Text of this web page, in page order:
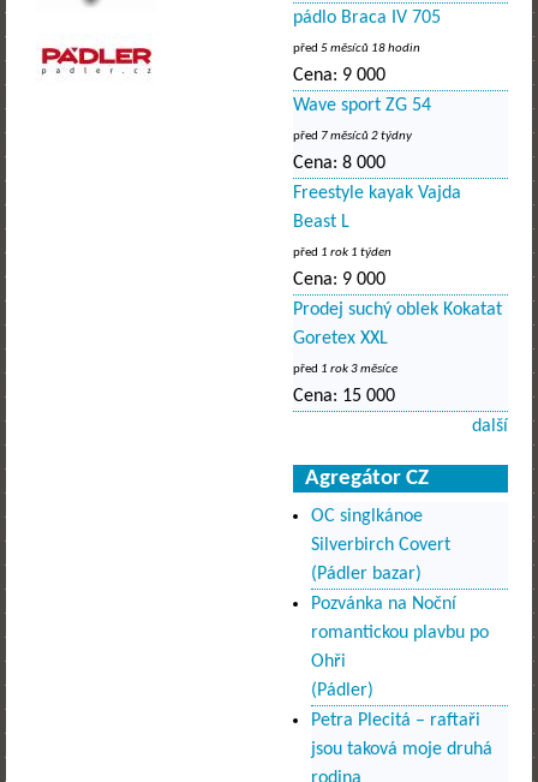
pádlo Braca IV 705
před 5 měsíců 18 hodin
Cena: 9 000
Wave sport ZG 54
před 7 měsíců 2 týdny
Cena: 8 000
Freestyle kayak Vajda
Beast L
před 1 rok 1 týden
Cena: 9 000
Prodej suchý oblek Kokatat
Goretex XXL
před 1 rok 3 měsíce
Cena: 15 000
další
Agregátor CZ
OC singlkánoe
Silverbirch Covert
(Pádler bazar)
Pozvánka na Noční
romantickou plavbu po
Ohři
(Pádler)
Petra Plecitá – raftaři
jsou taková moje druhá